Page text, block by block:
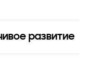
развитие